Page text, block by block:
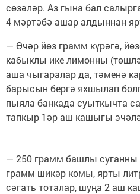
сөзәләр. Аз гына бал
4 мәртәбә ашар алдыннан
— Өчәр йөз грамм күрәгә,
кабыклы ике лимонны
аша чыгаралар да, тәменә
барысын бергә яхшылап
пыяла банкада суыткычта
тапкыр 1әр аш кашыгы
— 250 грамм башлы суганны
грамм шикәр комы, ярты
сәгать тоталар, шуңа 2 аш